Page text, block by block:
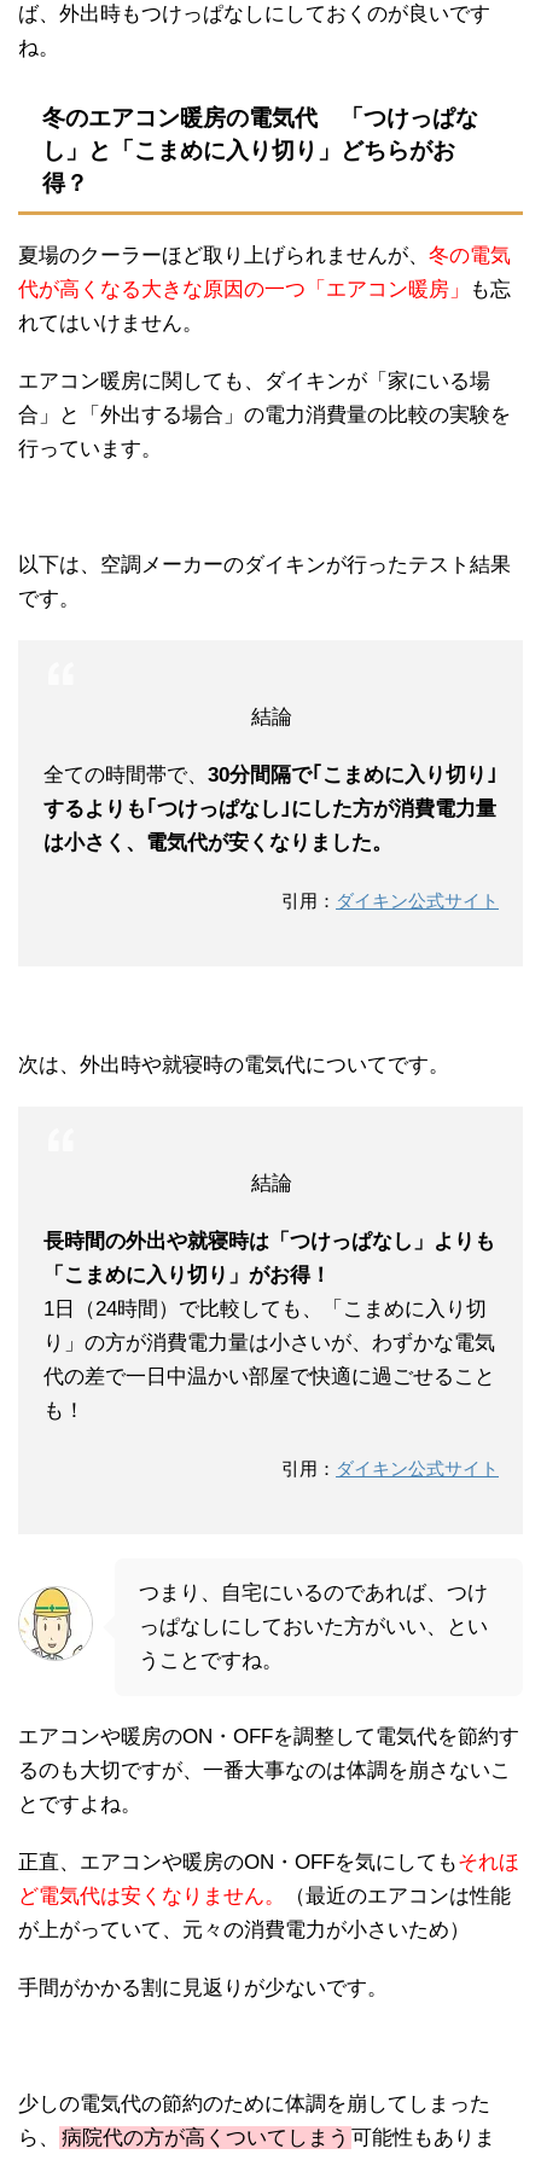
ば、外出時もつけっぱなしにしておくのが良いです
ね。
冬のエアコン暖房の電気代 「つけっぱな
し」と「こまめに入り切り」どちらがお
得？
夏場のクーラーほど取り上げられませんが、 冬の電気
代が高くなる大きな原因の一つ「エアコン暖房」
も忘
れてはいけません。
エアコン暖房に関しても、ダイキンが「家にいる場
合」と「外出する場合」の電力消費量の比較の実験を
行っています。
以下は、空調メーカーのダイキンが行ったテスト結果
です。
結論
全ての時間帯で、 30分間隔で｢こまめに入り切り｣
するよりも｢つけっぱなし｣にした方が消費電力量
は小さく、電気代が安くなりました。
引用： ダイキン公式サイト
次は、外出時や就寝時の電気代についてです。
結論
長時間の外出や就寝時は「つけっぱなし」よりも
「こまめに入り切り」がお得！
1日（24時間）で比較しても、「こまめに入り切
り」の方が消費電力量は小さいが、わずかな電気
代の差で一日中温かい部屋で快適に過ごせること
も！
引用： ダイキン公式サイト
つまり、自宅にいるのであれば、つけ
っぱなしにしておいた方がいい、とい
うことですね。
エアコンや暖房のON・OFFを調整して電気代を節約す
るのも大切ですが、一番大事なのは体調を崩さないこ
とですよね。
正直、エアコンや暖房のON・OFFを気にしてもそれほ
ど電気代は安くなりません。
（最近のエアコンは性能
が上がっていて、元々の消費電力が小さいため）
手間がかかる割に見返りが少ないです。
少しの電気代の節約のために体調を崩してしまった
ら、
病院代の方が高くついてしまう 可能性もありま